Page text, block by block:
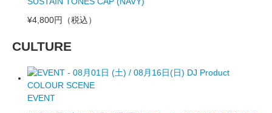
¥4,800円
（税込）
CULTURE
EVENT